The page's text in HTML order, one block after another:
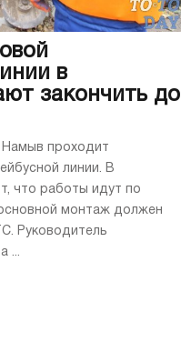
в
закончить до
Намыв проходит
линии. В
что работы идут по
монтаж должен
Руководитель
...